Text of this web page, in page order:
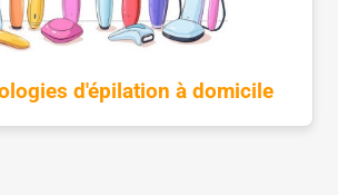
d'épilation à domicile